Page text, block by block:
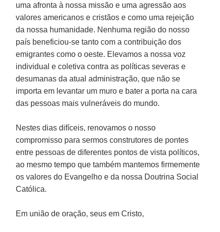
uma afronta à nossa missão e uma agressão aos
valores americanos e cristãos e como uma rejeição
da nossa humanidade. Nenhuma região do nosso
país beneficiou-se tanto com a contribuição dos
emigrantes como o oeste. Elevamos a nossa voz
individual e coletiva contra as políticas severas e
desumanas da atual administração, que não se
importa em levantar um muro e bater a porta na cara
das pessoas mais vulneráveis do mundo.
Nestes dias difíceis, renovamos o nosso
compromisso para sermos construtores de pontes
entre pessoas de diferentes pontos de vista políticos,
ao mesmo tempo que também mantemos firmemente
os valores do Evangelho e da nossa Doutrina Social
Católica.
Em união de oração, seus em Cristo,